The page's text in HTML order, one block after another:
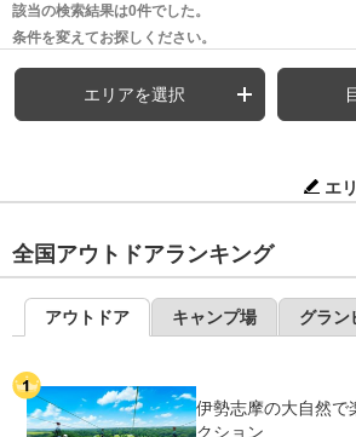
該当の検索結果は0件でした。
条件を変えてお探しください。
エリアを選択
エ
全国アウトドアランキング
アウトドア キャンプ場 グラン
伊勢志摩の大自然で
クション